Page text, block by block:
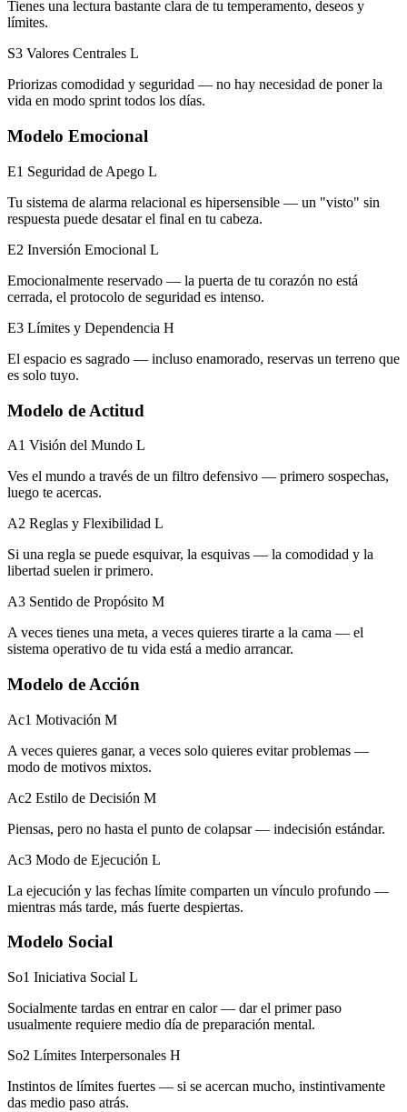
Tienes una lectura bastante clara de tu temperamento, deseos y
límites.
S3 Valores Centrales L
Priorizas comodidad y seguridad — no hay necesidad de poner la
vida en modo sprint todos los días.
Modelo Emocional
E1 Seguridad de Apego L
Tu sistema de alarma relacional es hipersensible — un "visto" sin
respuesta puede desatar el final en tu cabeza.
E2 Inversión Emocional L
Emocionalmente reservado — la puerta de tu corazón no está
cerrada, el protocolo de seguridad es intenso.
E3 Límites y Dependencia H
El espacio es sagrado — incluso enamorado, reservas un terreno que
es solo tuyo.
Modelo de Actitud
A1 Visión del Mundo L
Ves el mundo a través de un filtro defensivo — primero sospechas,
luego te acercas.
A2 Reglas y Flexibilidad L
Si una regla se puede esquivar, la esquivas — la comodidad y la
libertad suelen ir primero.
A3 Sentido de Propósito M
A veces tienes una meta, a veces quieres tirarte a la cama — el
sistema operativo de tu vida está a medio arrancar.
Modelo de Acción
Ac1 Motivación M
A veces quieres ganar, a veces solo quieres evitar problemas —
modo de motivos mixtos.
Ac2 Estilo de Decisión M
Piensas, pero no hasta el punto de colapsar — indecisión estándar.
Ac3 Modo de Ejecución L
La ejecución y las fechas límite comparten un vínculo profundo —
mientras más tarde, más fuerte despiertas.
Modelo Social
So1 Iniciativa Social L
Socialmente tardas en entrar en calor — dar el primer paso
usualmente requiere medio día de preparación mental.
So2 Límites Interpersonales H
Instintos de límites fuertes — si se acercan mucho, instintivamente
das medio paso atrás.